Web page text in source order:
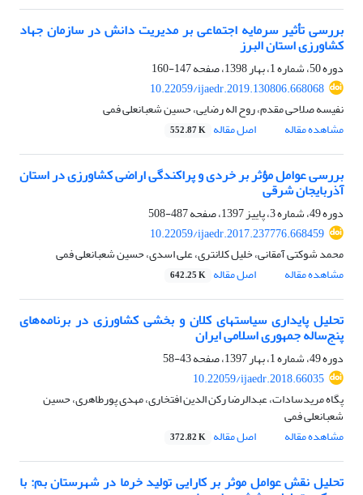
بررسی تأثیر سرمایه اجتماعی بر مدیریت دانش در سازمان جهاد
کشاورزی استان البرز
دوره 50، شماره 1، بهار 1398، صفحه
147-160
10.22059/ijaedr.2019.130806.668068
نفیسه صلاحی مقدم، روح اله رضایی، حسین شعبانعلی فمی
مشاهده مقاله
اصل مقاله 552.87 K
بررسی عوامل مؤثر بر خردی و پراکندگی اراضی کشاورزی در استان
آذربایجان شرقی
دوره 49، شماره 3، پاییز 1397، صفحه
487-508
10.22059/ijaedr.2017.237776.668459
محمد شوکتی آمقانی، خلیل کلانتری، علی اسدی، حسین شعبانعلی فمی
مشاهده مقاله
اصل مقاله 642.25 K
تحلیل پایداری سیاستهای کلان و بخشی کشاورزی در برنامه‌های
پنج‌ساله جمهوری اسلامی ایران
دوره 49، شماره 1، بهار 1397، صفحه
43-58
10.22059/ijaedr.2018.66035
پگاه مریدسادات، عبدالرضا رکن الدین افتخاری، مهدی پورطاهری، حسین
شعبانعلی فمی
مشاهده مقاله
اصل مقاله 372.82 K
تحلیل نقش عوامل موثر بر کارایی تولید خرما در شهرستان بم: با